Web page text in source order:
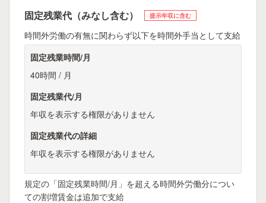
固定残業代（みなし含む） 提示年収に含む
時間外労働の有無に関わらず以下を時間外手当として支給
固定残業時間/月
40時間 / 月
固定残業代/月
年収を表示する権限がありません
固定残業代の詳細
年収を表示する権限がありません
規定の「固定残業時間/月」を超える時間外労働分につい
ての割増賃金は追加で支給